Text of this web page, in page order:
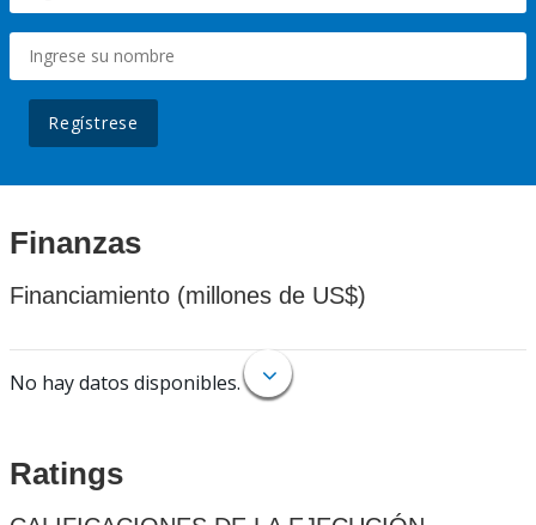
Regístrese
Finanzas
Financiamiento (millones de US$)
No hay datos disponibles.
Ratings